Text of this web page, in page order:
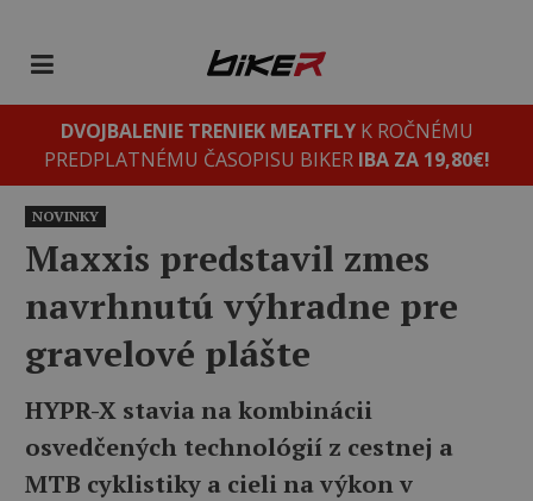
DVOJBALENIE TRENIEK MEATFLYK ROČNÉMU
PREDPLATNÉMU ČASOPISU BIKER IBA ZA 19,80€!
NOVINKY
Maxxis predstavil zmes
navrhnutú výhradne pre
gravelové plášte
HYPR-X stavia na kombinácii
osvedčených technológií z cestnej a
MTB cyklistiky a cieli na výkon v